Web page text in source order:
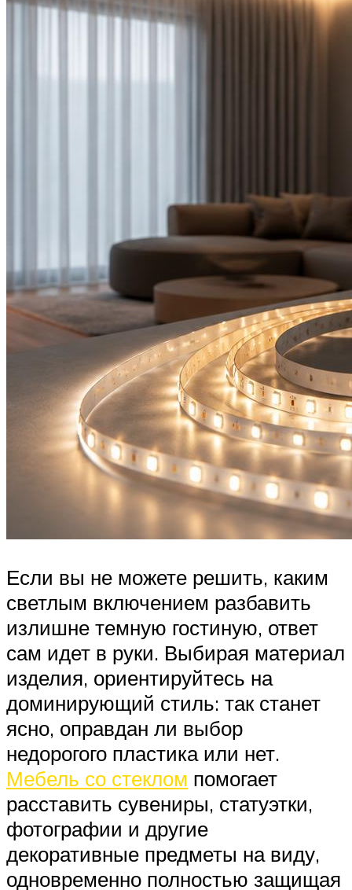
Если вы не можете решить, каким
светлым включением разбавить
излишне темную гостиную, ответ
сам идет в руки. Выбирая материал
изделия, ориентируйтесь на
доминирующий стиль: так станет
ясно, оправдан ли выбор
недорогого пластика или нет.
Мебель со стеклом помогает
расставить сувениры, статуэтки,
фотографии и другие
декоративные предметы на виду,
одновременно полностью защищая